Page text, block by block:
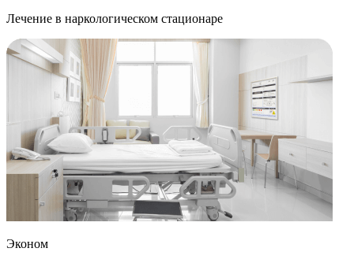
Лечение в наркологическом стационаре
Эконом